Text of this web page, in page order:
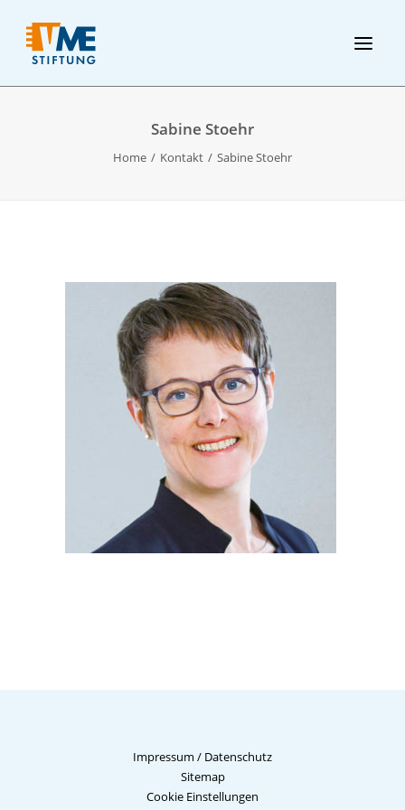
Sabine Stoehr
Home Kontakt Sabine Stoehr
Impressum / Datenschutz
Sitemap
Cookie Einstellungen